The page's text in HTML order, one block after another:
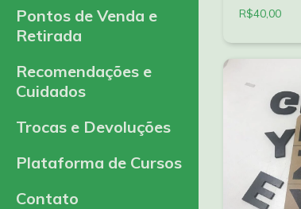
Pontos de Venda e
Retirada
Recomendações e
Cuidados
Trocas e Devoluções
Plataforma de Cursos
Contato
R$40,00